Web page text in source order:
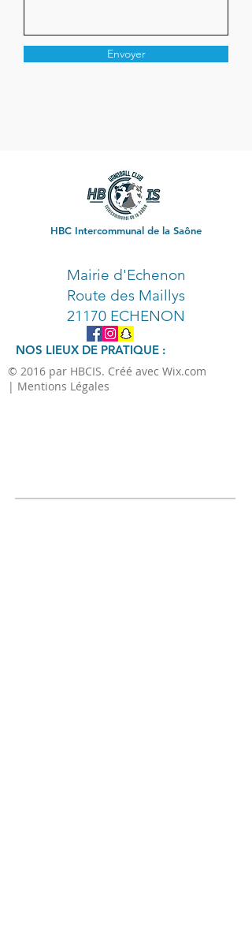
Envoyer
NOS LIEUX DE PRATIQUE :
HBC Intercommunal de la Saône
Mairie d'Echenon
Route des Maillys
21170 ECHENON
© 2016 par HBCIS. Créé avec Wix.com
| Mentions Légales